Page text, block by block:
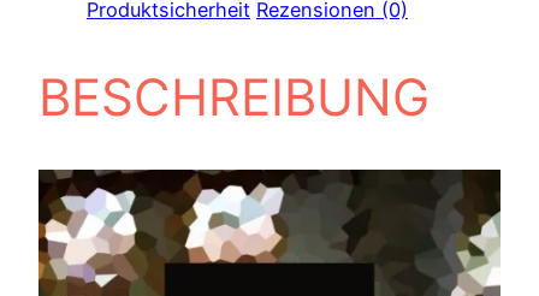
Produktsicherheit Rezensionen (0)
BESCHREIBUNG